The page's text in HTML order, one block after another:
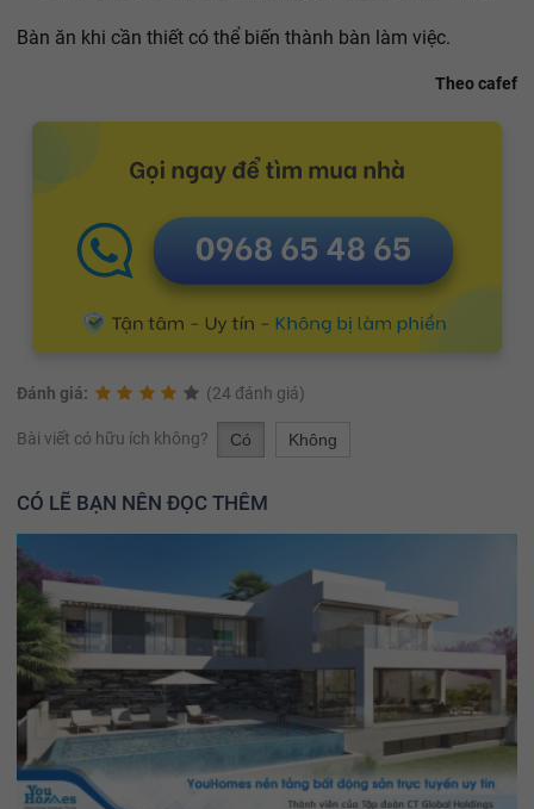
Bàn ăn khi cần thiết có thể biến thành bàn làm việc.
Theo cafef
Đánh giá: (24 đánh giá)
Bài viết có hữu ích không? Có Không
CÓ LẼ BẠN NÊN ĐỌC THÊM